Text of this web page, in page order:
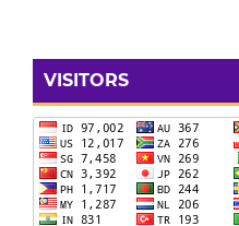
VISITORS